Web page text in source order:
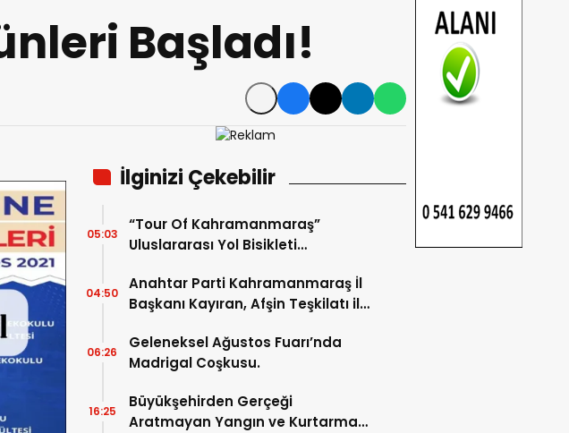
Başladı!
İlginizi Çekebilir
“Tour Of Kahramanmaraş”
Uluslararası Yol Bisikleti
05:03
Anahtar Parti Kahramanmaraş İl
Başkanı Kayıran, Afşin Teşkilatı ile
04:50
Geleneksel Ağustos Fuarı’nda
Madrigal Coşkusu.
06:26
Büyükşehirden Gerçeği
Aratmayan Yangın ve Kurtarma
16:25